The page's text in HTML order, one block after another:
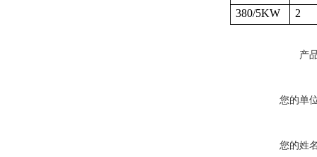
380/5KW
2
产
您的单
您的姓